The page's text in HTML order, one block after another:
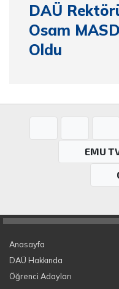
DAÜ
Osam
Oldu
EMU
Anasayfa
DAÜ Hakkında
Öğrenci Adayları